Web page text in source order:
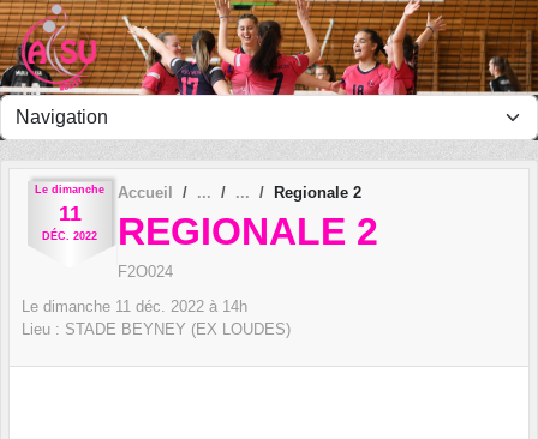
Le dimanche
11
DÉC. 2022
Accueil Regionale 2
REGIONALE 2
F2O024
Le dimanche 11 déc. 2022 à 14h
Lieu : STADE BEYNEY (EX LOUDES)
Panneau de gestion des cookies